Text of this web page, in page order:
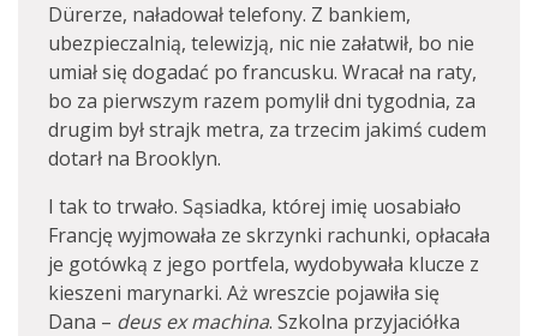
Dürerze, naładował telefony. Z bankiem,
ubezpieczalnią, telewizją, nic nie załatwił, bo nie
umiał się dogadać po francusku. Wracał na raty,
bo za pierwszym razem pomylił dni tygodnia, za
drugim był strajk metra, za trzecim jakimś cudem
dotarł na Brooklyn.
I tak to trwało. Sąsiadka, której imię uosabiało
Francję wyjmowała ze skrzynki rachunki, opłacała
je gotówką z jego portfela, wydobywała klucze z
kieszeni marynarki. Aż wreszcie pojawiła się
Dana – deus ex machina. Szkolna przyjaciółka